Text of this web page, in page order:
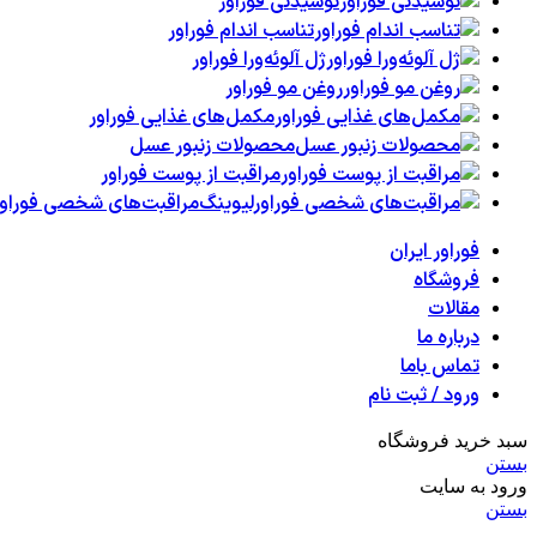
تناسب اندام فوراور
ژل آلوئه‌ورا فوراور
روغن مو فوراور
مکمل‌های غذایی فوراور
محصولات زنبور عسل
مراقبت از پوست فوراور
مراقبت‌های شخصی
فوراور ایران
فروشگاه
مقالات
درباره ما
تماس باما
ورود / ثبت نام
سبد خرید فروشگاه
بستن
ورود به سایت
بستن